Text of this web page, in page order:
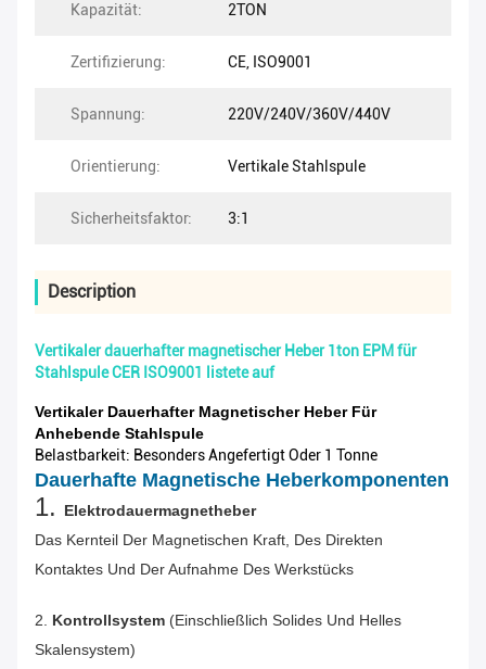
Kapazität: 2TON
Zertifizierung: CE, ISO9001
Spannung: 220V/240V/360V/440V
Orientierung: Vertikale Stahlspule
Sicherheitsfaktor: 3:1
Description
Vertikaler dauerhafter magnetischer Heber 1ton EPM für
Stahlspule CER ISO9001 listete auf
Vertikaler Dauerhafter Magnetischer Heber Für
Anhebende Stahlspule
Belastbarkeit: Besonders Angefertigt Oder 1 Tonne
Dauerhafte Magnetische Heberkomponenten
1.
Elektrodauermagnetheber
Das Kernteil Der Magnetischen Kraft, Des Direkten
Kontaktes Und Der Aufnahme Des Werkstücks
2. Kontrollsystem (einschließlich Solides Und Helles
Skalensystem)